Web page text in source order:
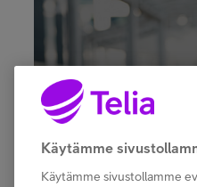
Käytämme
Käytämme sivustollamme